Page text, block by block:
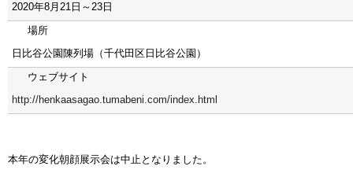
2020年8月21日～23日
場所
日比谷公園陳列場（千代田区日比谷公園）
ウェブサイト
http://henkaasagao.tumabeni.com/index.html
本年の変化朝顔展示会は中止となりました。